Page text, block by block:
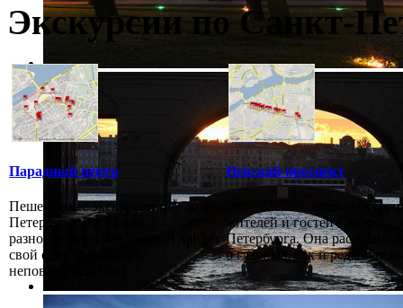
Экскурсии по Санкт-
Парадный центр
Пешеходные экскурсии по Санкт-
Петербургу настолько
разнообразны, что каждый найдёт
свой единственный и
неповторимый ма...
Невский проспект
Это увлекательная
жителей и гостей Санкт-
Петербурга. Она
о главных, так и редко